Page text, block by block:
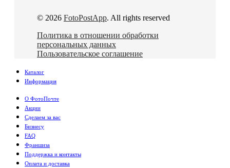
© 2026 FotoPostApp. All rights reserved
Политика в отношении обработки
персональных данных
Пользовательское соглашение
Каталог
Информация
О ФотоПочте
Акции
Сделаем за вас
Бизнесу
FAQ
Франшиза
Поддержка и контакты
Оплата и доставка